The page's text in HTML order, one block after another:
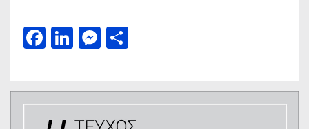
Facebook
LinkedIn
Messenger